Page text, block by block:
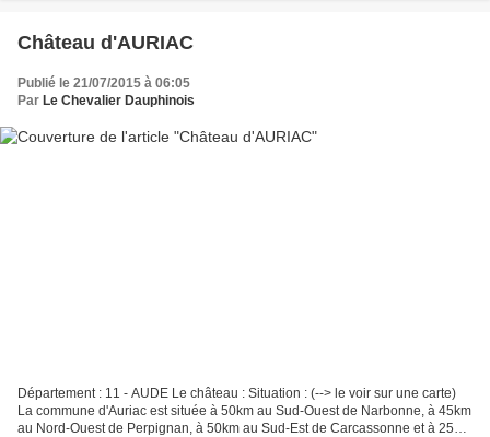
Château d'AURIAC
Publié le 21/07/2015 à 06:05
Par Le Chevalier Dauphinois
Département : 11 - AUDE Le château : Situation : (--> le voir sur une carte)
La commune d'Auriac est située à 50km au Sud-Ouest de Narbonne, à 45km
au Nord-Ouest de Perpignan, à 50km au Sud-Est de Carcassonne et à 25km